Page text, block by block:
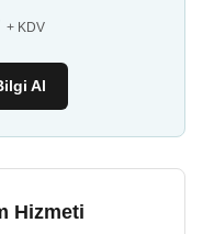
+ KDV
Al
Hizmeti